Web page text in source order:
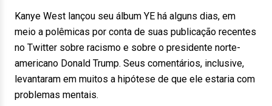
Kanye West lançou seu álbum YE há alguns dias, em
meio a polêmicas por conta de suas publicação recentes
no Twitter sobre racismo e sobre o presidente norte-
americano Donald Trump. Seus comentários, inclusive,
levantaram em muitos a hipótese de que ele estaria com
problemas mentais.